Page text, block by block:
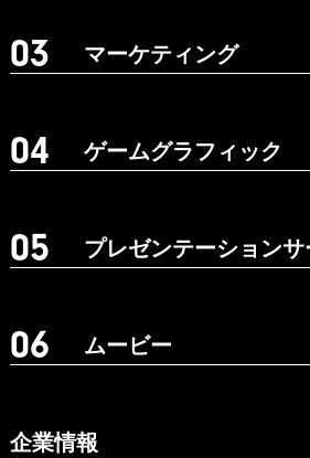
マーケティング
ゲームグラフィック
プレゼンテーションサ
ムービー
企業情報